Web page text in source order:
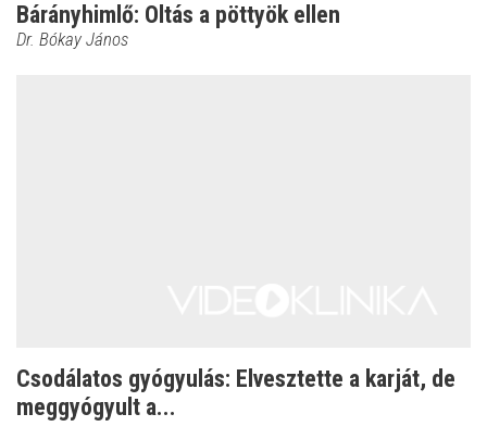
Bárányhimlő: Oltás a pöttyök ellen
Dr. Bókay János
Csodálatos gyógyulás: Elvesztette a karját, de
meggyógyult a...